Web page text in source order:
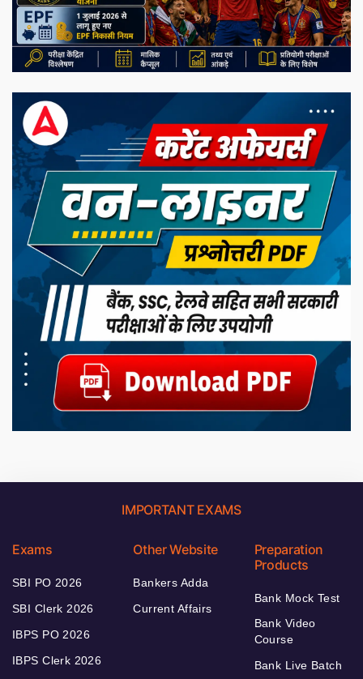
IMPORTANT EXAMS
Exams
SBI PO 2026
SBI Clerk 2026
IBPS PO 2026
IBPS Clerk 2026
Other Website
Bankers Adda
Current Affairs
Preparation
Products
Bank Mock Test
Bank Video
Course
Bank Live Batch